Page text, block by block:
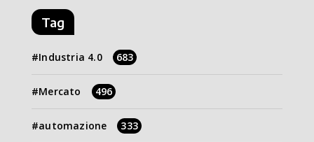
Tag
Industria 4.0 683
Mercato 496
automazione 333